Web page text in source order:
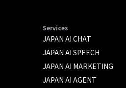
Services
JAPAN AI CHAT
JAPAN AI SPEECH
JAPAN AI MARKETING
JAPAN AI AGENT